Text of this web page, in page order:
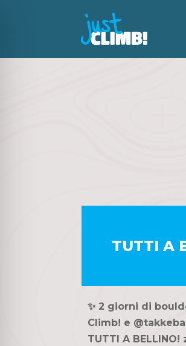
TUTTI A
✨ 2 giorni di
Climb! e
TUTTI A